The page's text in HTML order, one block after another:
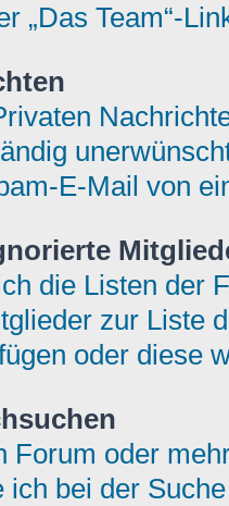
„Das Team“-
E-Mail von
die Listen der
zur Liste
oder diese
Forum oder
ich bei der